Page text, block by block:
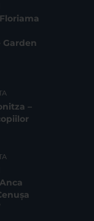
Garden
–